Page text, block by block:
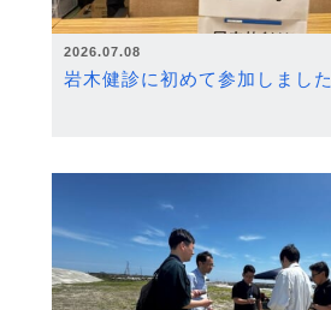
2026.07.08
岩木健診に初めて参加しました